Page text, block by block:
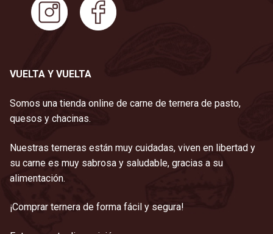
VUELTA Y VUELTA
Somos una tienda online de carne de ternera de pasto,
quesos y chacinas.
Nuestras terneras están muy cuidadas, viven en libertad y
su carne es muy sabrosa y saludable, gracias a su
alimentación.
¡Comprar ternera de forma fácil y segura!